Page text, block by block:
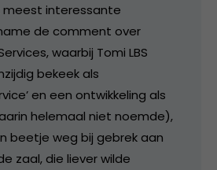
interessante
de comment over
waarbij Tomi LBS
bekeek als
en een ontwikkeling als
helemaal niet noemde),
beetje weg bij gebrek aan
zaal, die liever wilde